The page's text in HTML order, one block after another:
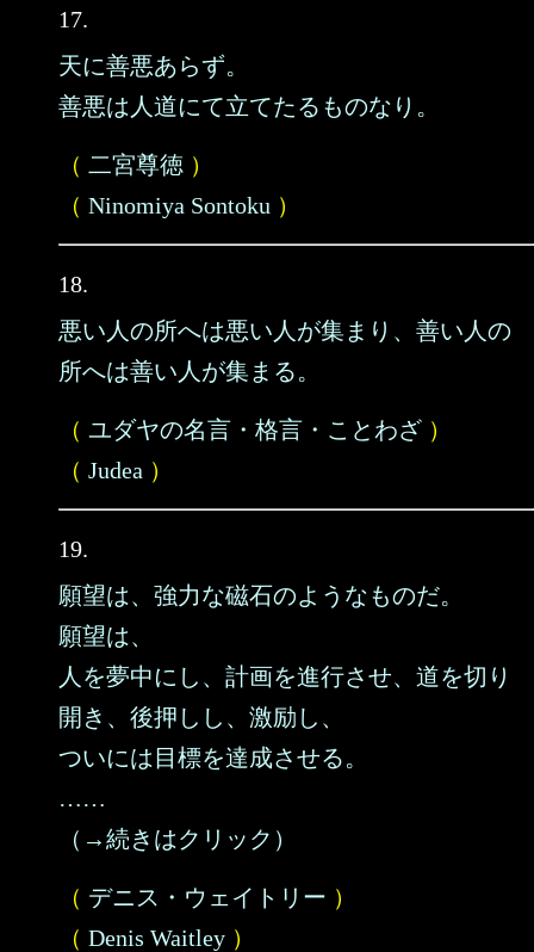
17.
天に善悪あらず。
善悪は人道にて立てたるものなり。
（ 二宮尊徳 ）
（ Ninomiya Sontoku ）
18.
悪い人の所へは悪い人が集まり、善い人の
所へは善い人が集まる。
（ ユダヤの名言・格言・ことわざ ）
（ Judea ）
19.
願望は、強力な磁石のようなものだ。
願望は、
人を夢中にし、計画を進行させ、道を切り
開き、後押しし、激励し、
ついには目標を達成させる。
……
（→続きはクリック）
（ デニス・ウェイトリー ）
（ Denis Waitley ）